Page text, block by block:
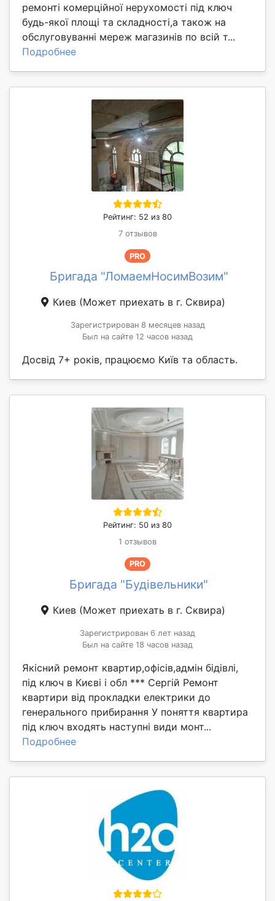
ремонті комерційної нерухомості під ключ
будь-якої площі та складності,а також на
обслуговуванні мереж магазинів по всій т...
Подробнее
Рейтинг: 52 из 80
7 отзывов
PRO
Бригада "ЛомаемНосимВозим"
Киев (Может приехать в г. Сквирa)
Зарегистрирован 8 месяцев назад
Был на сайте 12 часов назад
Досвід 7+ років, працюємо Київ та область.
Рейтинг: 50 из 80
1 отзывов
PRO
Бригада "Будівельники"
Киев (Может приехать в г. Сквирa)
Зарегистрирован 6 лет назад
Был на сайте 18 часов назад
Якісний ремонт квартир,офісів,адмін бідівлі,
під ключ в Києві і обл *** Сергій Ремонт
квартири від прокладки електрики до
генерального прибирання У поняття квартира
під ключ входять наступні види монт...
Подробнее